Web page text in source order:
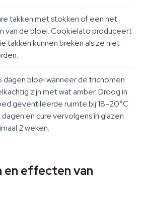
takken met stokken of een net
van de bloei. Cookielato produceert
takken kunnen breken als ze niet
bloei wanneer de trichomen
zijn met wat amber. Droog in
geventileerde ruimte bij 18–20°C
en cure vervolgens in glazen
2 weken.
en effecten van